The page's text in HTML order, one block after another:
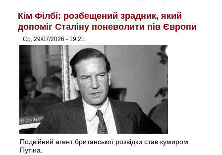
Кім Філбі: розбещений зрадник, який
допоміг Сталіну поневолити пів Європи
Ср, 29/07/2026 - 19:21
Подвійний агент британської розвідки став кумиром
Путіна.